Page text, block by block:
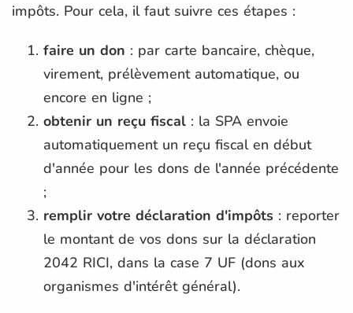
impôts. Pour cela, il faut suivre ces étapes :
faire un don : par carte bancaire, chèque,
virement, prélèvement automatique, ou
encore en ligne ;
obtenir un reçu fiscal : la SPA envoie
automatiquement un reçu fiscal en début
d'année pour les dons de l'année précédente
;
remplir votre déclaration d'impôts : reporter
le montant de vos dons sur la déclaration
2042 RICI, dans la case 7 UF (dons aux
organismes d'intérêt général).